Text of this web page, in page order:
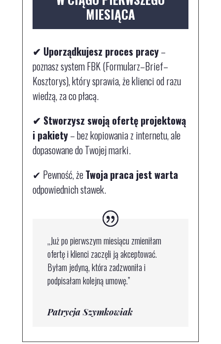
MIESIĄCA
✔ Uporządkujesz proces pracy–
poznasz system FBK (Formularz–Brief–
Kosztorys), który sprawia, że klienci od razu
wiedzą, za co płacą.
✔ Stworzysz swoją ofertę projektową
i pakiety– bez kopiowania z internetu, ale
dopasowane do Twojej marki.
✔ Pewność, żeTwoja praca jest warta
odpowiednich stawek.
„Już po pierwszym miesiącu zmieniłam
ofertę i klienci zaczęli ją akceptować.
Byłam jedyną, która zadzwoniła i
podpisałam kolejną umowę.”
Patrycja Szymkowiak